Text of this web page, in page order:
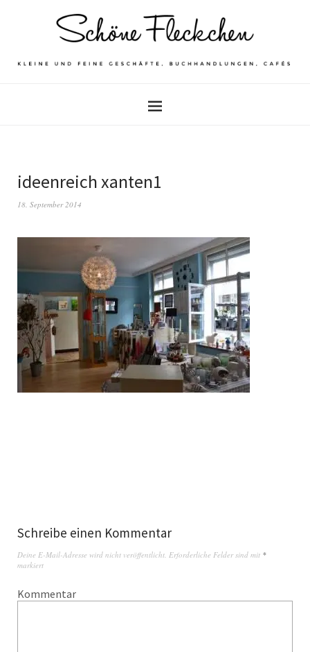
ideenreich xanten1
18. September 2014
Schreibe einen Kommentar
Deine E-Mail-Adresse wird nicht veröffentlicht. Erforderliche Felder sind mit *
markiert
Kommentar